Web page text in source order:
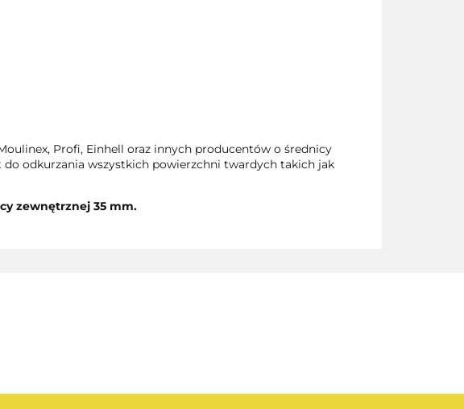
Profi, Einhell oraz innych producentów o średnicy
odkurzania wszystkich powierzchni twardych takich jak
zewnętrznej 35 mm.